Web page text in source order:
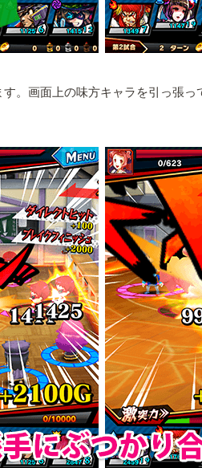
。画面上の味方キャラを引っ張